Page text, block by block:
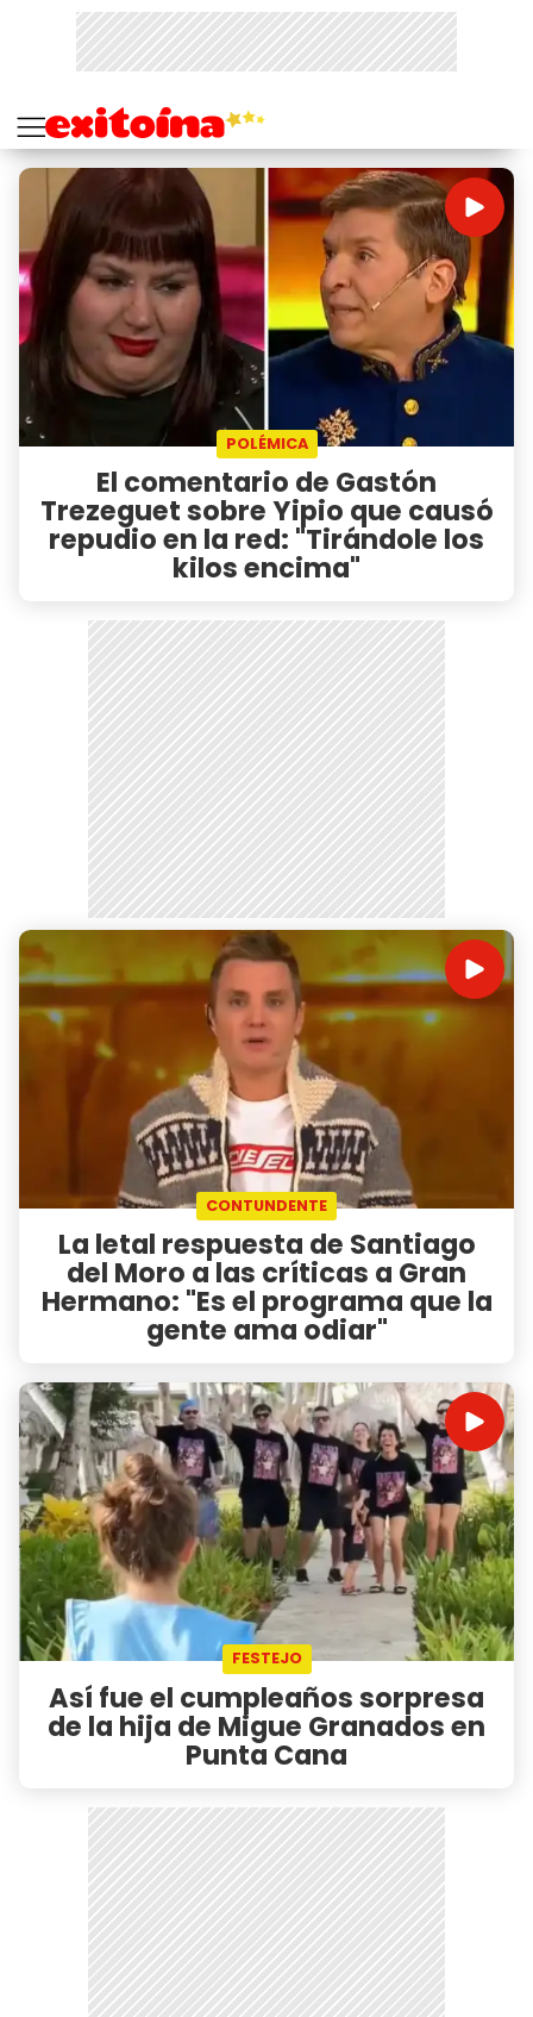
POLÉMICA
El comentario de Gastón
Trezeguet sobre Yipio que causó
repudio en la red: "Tirándole los
kilos encima"
CONTUNDENTE
La letal respuesta de Santiago
del Moro a las críticas a Gran
Hermano: "Es el programa que la
gente ama odiar"
FESTEJO
Así fue el cumpleaños sorpresa
de la hija de Migue Granados en
Punta Cana